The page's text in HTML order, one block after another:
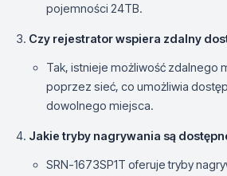
pojemności 24TB.
Czy rejestrator wspiera zdalny
Tak, istnieje możliwość zdalnego
poprzez sieć, co umożliwia
dowolnego miejsca.
Jakie tryby nagrywania są
SRN-1673SP1T oferuje tryby